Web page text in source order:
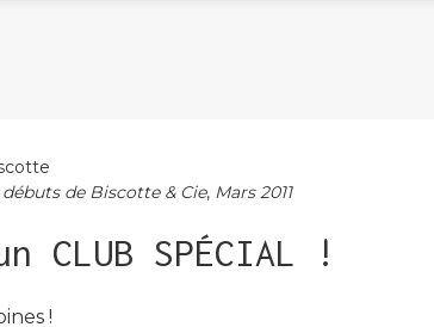
débuts de Biscotte & Cie, Mars 2011
CLUB SPÉCIAL !
!